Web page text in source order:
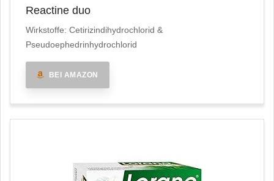
Reactine duo
Wirkstoffe: Cetirizindihydrochlorid &
Pseudoephedrinhydrochlorid
BEI AMAZON